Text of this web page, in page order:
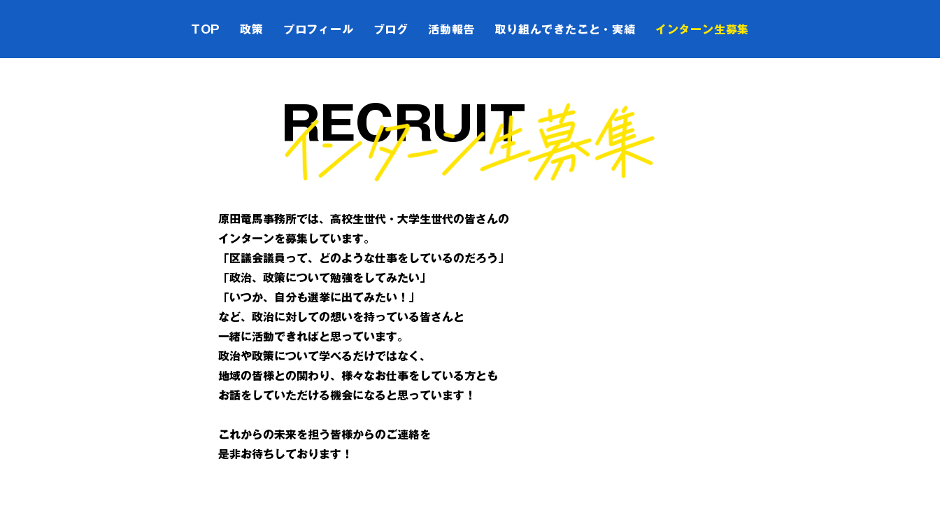
TOP 政策 プロフィール ブログ 活動報告 取り組んできたこと・実績 インターン生募集
RECRUIT
原田竜馬事務所では、高校生世代・大学生世代の皆さんの
インターンを募集しています。
「区議会議員って、どのような仕事をしているのだろう」
「政治、政策について勉強をしてみたい」
「いつか、自分も選挙に出てみたい！」
など、政治に対しての想いを持っている皆さんと
一緒に活動できればと思っています。
政治や政策について学べるだけではなく、
地域の皆様との関わり、様々なお仕事をしている方とも
お話をしていただける機会になると思っています！
これからの未来を担う皆様からのご連絡を
是非お待ちしております！